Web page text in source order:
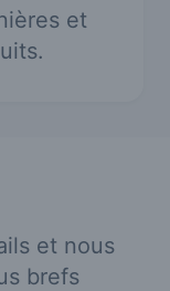
et
et nous
brefs